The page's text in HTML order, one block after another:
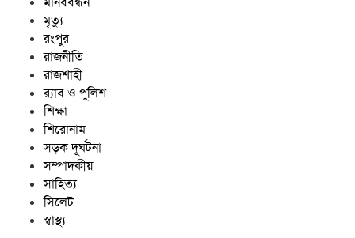
মৃত্যু
রংপুর
রাজনীতি
রাজশাহী
র‍্যাব ও পুলিশ
শিক্ষা
শিরোনাম
সড়ক দূর্ঘটনা
সম্পাদকীয়
সাহিত্য
সিলেট
স্বাস্থ্য